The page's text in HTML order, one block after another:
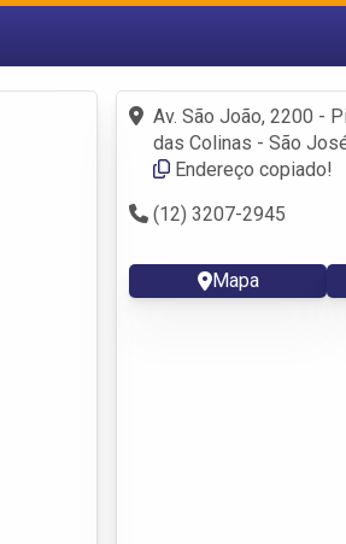
Fazer login
Criar conta
Av. São João, 2200 -
das Colinas - São
Endereço copiado!
(12) 3207-2945
Mapa